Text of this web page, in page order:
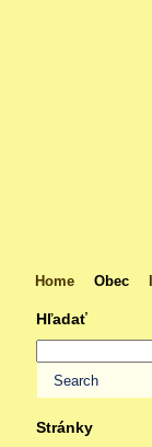
Home Obec
Hľadať
Stránky